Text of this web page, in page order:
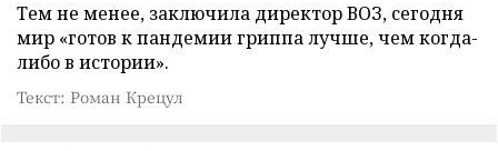
Тем не менее, заключила директор ВОЗ, сегодня
мир «готов к пандемии гриппа лучше, чем когда-
либо в истории».
Текст: Роман Крецул